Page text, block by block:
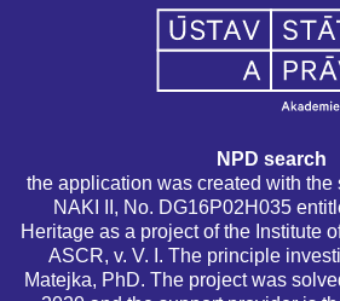
NPD search
the application was created with the
NAKI II, No. DG16P02H035
Heritage as a project of the Institute
ASCR, v. V. I. The principle
Matejka, PhD. The project was